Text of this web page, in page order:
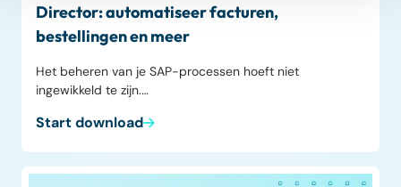
Director: automatiseer facturen,
bestellingen en meer
Het beheren van je SAP-processen hoeft niet
ingewikkeld te zijn.…
Start download